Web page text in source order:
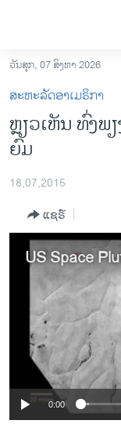
ເຂົ້າ
ຫາ
ຂ້າມ
ຂ້າມ
ຫາ
ອາເມຣິກາ
ຂ່າວ​ຈີນ
ໂລກ
ເອເຊຍ
ອິດສະຫຼະພາບດ້ານກາ
ຊີວິດຊາວລາວ
ຊຸມຊົນຊາວລາວ
ວິທະຍາສາດ-ເທັກໂນໂ
ທຸລະກິດ
ພາສາອັງກິດ
ວັນສຸກ, 07 ສິງຫາ 2026
ສະຫະລັດອາເມຣິກາ
ຫຼຽວເຫັນ ທົ່ງພ
ຍົມ
18,07,2015
ແຊຣ໌
US Space
No
0:00